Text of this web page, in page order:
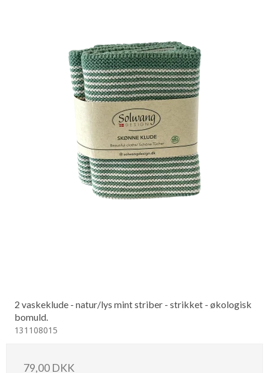
2 vaskeklude - natur/lys mint striber - strikket - økologisk
bomuld.
131108015
79,00 DKK